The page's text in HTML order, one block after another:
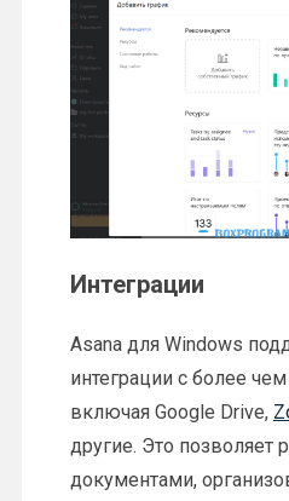
Интеграции
Asana для Windows
интеграции с более
включая Google Drive,
другие. Это позволяет
документами,